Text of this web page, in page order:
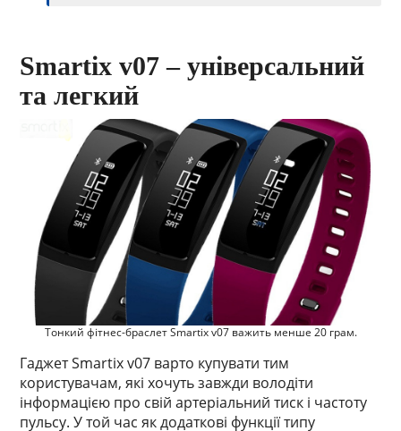
Smartix v07 – універсальний
та легкий
Тонкий фітнес-браслет Smartix v07 важить менше 20 грам.
Гаджет Smartix v07 варто купувати тим
користувачам, які хочуть завжди володіти
інформацією про свій артеріальний тиск і частоту
пульсу. У той час як додаткові функції типу